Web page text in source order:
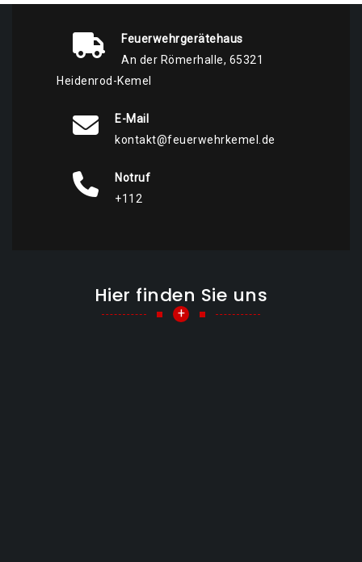
Feuerwehrgerätehaus
An der Römerhalle, 65321
Heidenrod-Kemel
E-Mail
kontakt@feuerwehrkemel.de
Notruf
+112
Hier finden Sie uns
+